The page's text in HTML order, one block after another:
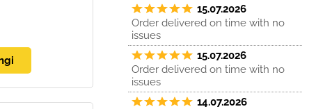
15.07.2026
Order delivered on time with no
issues
15.07.2026
Order delivered on time with no
issues
14.07.2026